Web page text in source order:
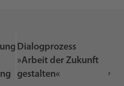
Dialogprozess
»Arbeit der Zukunft
gestalten«